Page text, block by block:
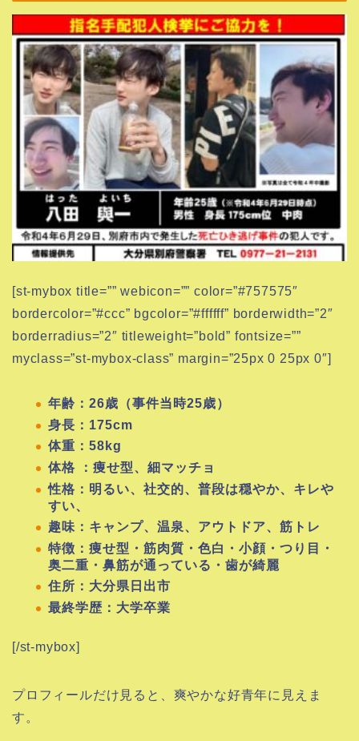
[st-mybox title=”” webicon=”” color=”#757575″
bordercolor=”#ccc” bgcolor=”#ffffff” borderwidth=”2″
borderradius=”2″ titleweight=”bold” fontsize=””
myclass=”st-mybox-class” margin=”25px 0 25px 0″]
年齢：26歳（事件当時25歳）
身長：175cm
体重：58kg
体格 ：痩せ型、細マッチョ
性格：明るい、社交的、普段は穏やか、キレや
すい、
趣味：キャンプ、温泉、アウトドア、筋トレ
特徴：痩せ型・筋肉質・色白・小顔・つり目・
奥二重・鼻筋が通っている・歯が綺麗
住所：大分県日出市
最終学歴：大学卒業
[/st-mybox]
プロフィールだけ見ると、爽やかな好青年に見えま
す。